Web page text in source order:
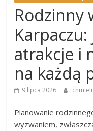
Rodzinny
atrakcje i
na każdą
9 lipca 2026
Planowanie
wyzwaniem,